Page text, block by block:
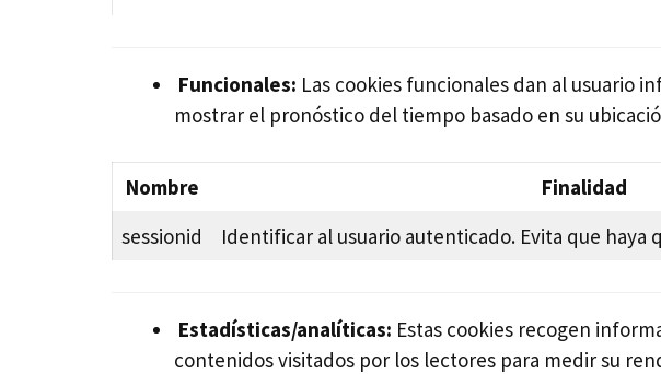
Funcionales: Las cookies funcionales dan al usuario
mostrar el pronóstico del tiempo basado en su
Nombre Finalidad
sessionid
Identificar al usuario autenticado. Evita que haya
Estadísticas/analíticas: Estas cookies recogen
contenidos visitados por los lectores para medir su